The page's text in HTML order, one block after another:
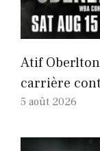
Atif
carrière
5 août 2026